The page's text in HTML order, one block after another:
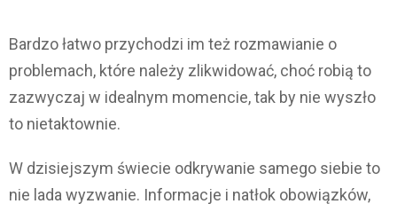
Bardzo łatwo przychodzi im też rozmawianie o
problemach, które należy zlikwidować, choć robią to
zazwyczaj w idealnym momencie, tak by nie wyszło
to nietaktownie.
W dzisiejszym świecie odkrywanie samego siebie to
nie lada wyzwanie. Informacje i natłok obowiązków,